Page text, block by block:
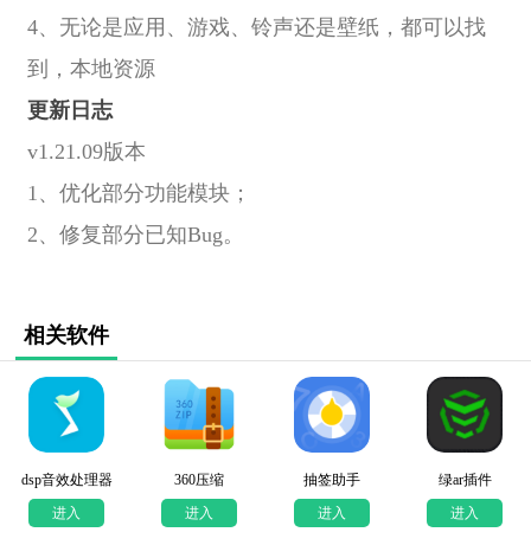
4、无论是应用、游戏、铃声还是壁纸，都可以找
到，本地资源
更新日志
v1.21.09版本
1、优化部分功能模块；
2、修复部分已知Bug。
相关软件
dsp音效处理器
进入
360压缩
进入
抽签助手
进入
绿ar插件
进入